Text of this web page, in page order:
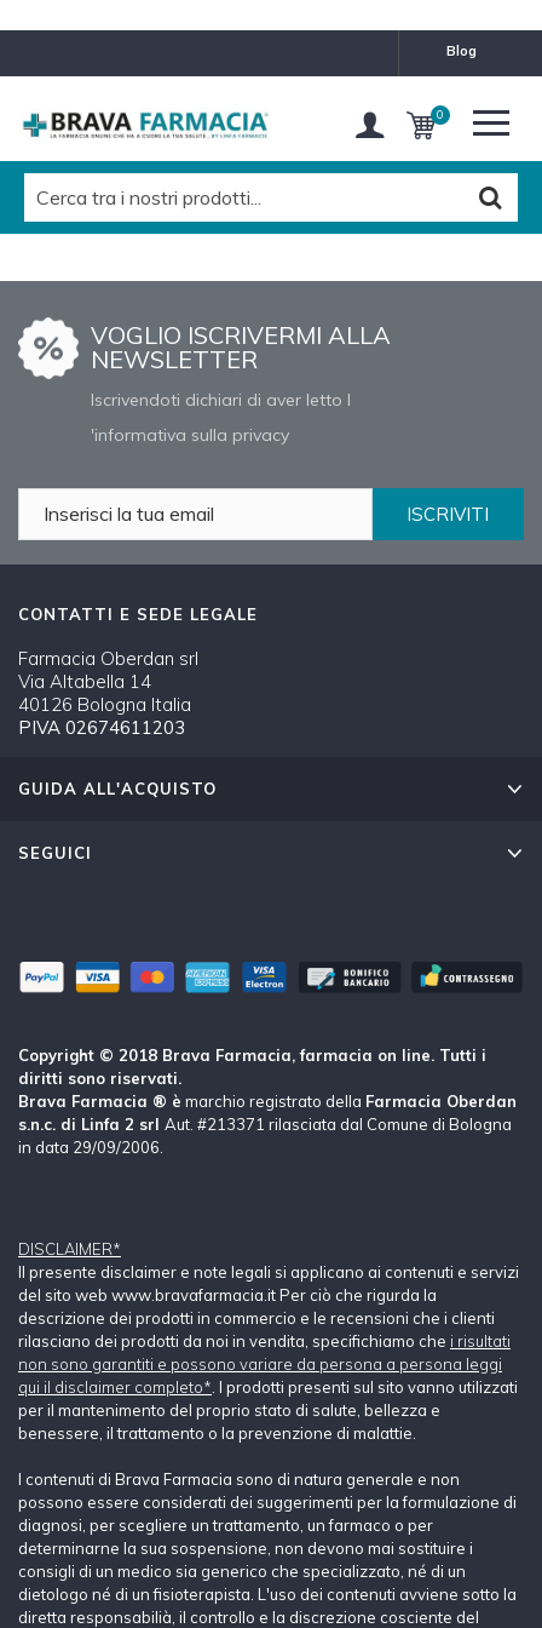
blog
0
VOGLIO ISCRIVERMI ALLA
NEWSLETTER
Iscrivendoti dichiari di aver letto l
'informativa sulla privacy
ISCRIVITI
CONTATTI E SEDE LEGALE
Farmacia Oberdan srl
Via Altabella 14
40126 Bologna Italia
PIVA 02674611203
GUIDA ALL'ACQUISTO
SEGUICI
Copyright © 2018 Brava Farmacia, farmacia on line. Tutti i
diritti sono riservati.
Brava Farmacia ® è marchio registrato della Farmacia Oberdan
s.n.c. di Linfa 2 srl Aut. #213371 rilasciata dal Comune di Bologna
in data 29/09/2006.
DISCLAIMER*
Il presente disclaimer e note legali si applicano ai contenuti e servizi
del sito web www.bravafarmacia.it Per ciò che rigurda la
descrizione dei prodotti in commercio e le recensioni che i clienti
rilasciano dei prodotti da noi in vendita, specifichiamo che i risultati
non sono garantiti e possono variare da persona a persona leggi
qui il disclaimer completo* . I prodotti presenti sul sito vanno utilizzati
per il mantenimento del proprio stato di salute, bellezza e
benessere, il trattamento o la prevenzione di malattie.
I contenuti di Brava Farmacia sono di natura generale e non
possono essere considerati dei suggerimenti per la formulazione di
diagnosi, per scegliere un trattamento, un farmaco o per
determinarne la sua sospensione, non devono mai sostituire i
consigli di un medico sia generico che specializzato, né di un
dietologo né di un fisioterapista. L'uso dei contenuti avviene sotto la
diretta responsabilià, il controllo e la discrezione cosciente del